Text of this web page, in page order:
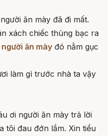
ăn mày đã đi mất.
xách chiếc thùng bạc ra
người ăn mày đó nằm gục
làm gì trước nhà ta vậy
ơi người ăn mày trả lời
tôi đau đớn lắm. Xin tiểu